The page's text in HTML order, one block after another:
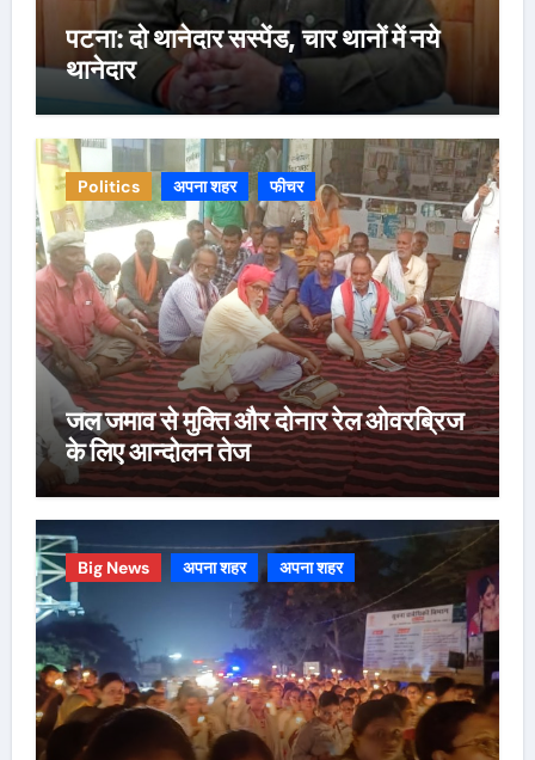
पटना: दो थानेदार सस्पेंड, चार थानों में नये
थानेदार
Politics अपना शहर फीचर
जल जमाव से मुक्ति और दोनार रेल ओवरब्रिज
के लिए आन्दोलन तेज
Big News अपना शहर अपना शहर